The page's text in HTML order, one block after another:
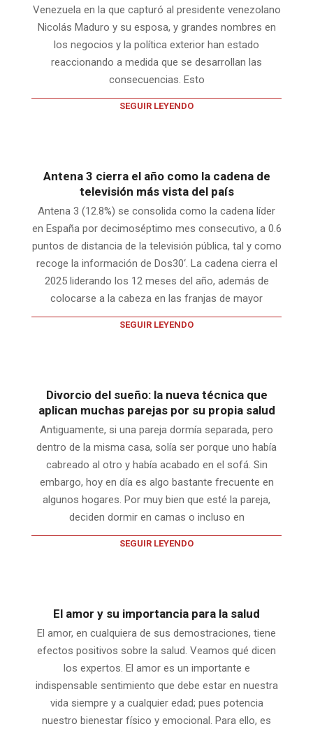
Venezuela en la que capturó al presidente venezolano
Nicolás Maduro y su esposa, y grandes nombres en
los negocios y la política exterior han estado
reaccionando a medida que se desarrollan las
consecuencias. Esto
SEGUIR LEYENDO
Antena 3 cierra el año como la cadena de
televisión más vista del país
Antena 3 (12.8%) se consolida como la cadena líder
en España por decimoséptimo mes consecutivo, a 0.6
puntos de distancia de la televisión pública, tal y como
recoge la información de Dos30‘. La cadena cierra el
2025 liderando los 12 meses del año, además de
colocarse a la cabeza en las franjas de mayor
SEGUIR LEYENDO
Divorcio del sueño: la nueva técnica que
aplican muchas parejas por su propia salud
Antiguamente, si una pareja dormía separada, pero
dentro de la misma casa, solía ser porque uno había
cabreado al otro y había acabado en el sofá. Sin
embargo, hoy en día es algo bastante frecuente en
algunos hogares. Por muy bien que esté la pareja,
deciden dormir en camas o incluso en
SEGUIR LEYENDO
El amor y su importancia para la salud
El amor, en cualquiera de sus demostraciones, tiene
efectos positivos sobre la salud. Veamos qué dicen
los expertos. El amor es un importante e
indispensable sentimiento que debe estar en nuestra
vida siempre y a cualquier edad; pues potencia
nuestro bienestar físico y emocional. Para ello, es